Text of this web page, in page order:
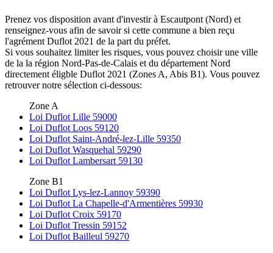
Prenez vos disposition avant d'investir à Escautpont (Nord) et
renseignez-vous afin de savoir si cette commune a bien reçu
l'agrément Duflot 2021 de la part du préfet.
Si vous souhaitez limiter les risques, vous pouvez choisir une ville
de la la région Nord-Pas-de-Calais et du département Nord
directement éligble Duflot 2021 (Zones A, Abis B1). Vous pouvez
retrouver notre sélection ci-dessous:
Zone A
Loi Duflot Lille 59000
Loi Duflot Loos 59120
Loi Duflot Saint-André-lez-Lille 59350
Loi Duflot Wasquehal 59290
Loi Duflot Lambersart 59130
Zone B1
Loi Duflot Lys-lez-Lannoy 59390
Loi Duflot La Chapelle-d'Armentières 59930
Loi Duflot Croix 59170
Loi Duflot Tressin 59152
Loi Duflot Bailleul 59270